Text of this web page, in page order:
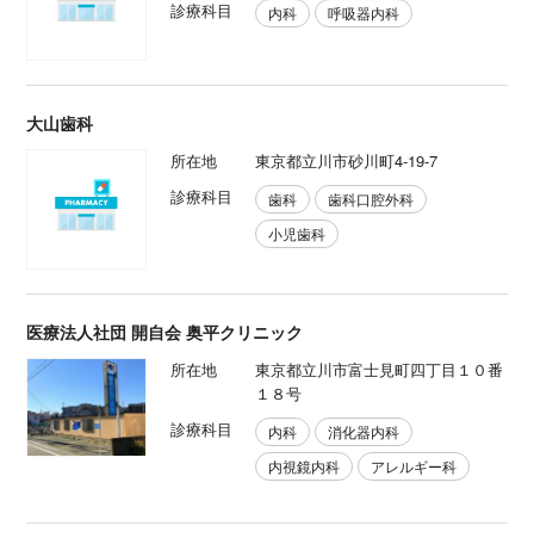
診療科目
内科 呼吸器内科
大山歯科
所在地
東京都立川市砂川町4-19-7
診療科目
歯科
歯科口腔外科
小児歯科
医療法人社団 開自会 奥平クリニック
所在地
東京都立川市富士見町四丁目１０番
１８号
診療科目
内科
消化器内科
内視鏡内科
アレルギー科